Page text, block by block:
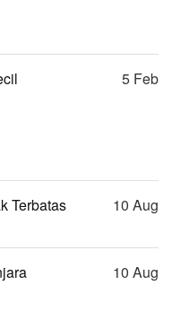
5 Feb
Terbatas
10 Aug
10 Aug